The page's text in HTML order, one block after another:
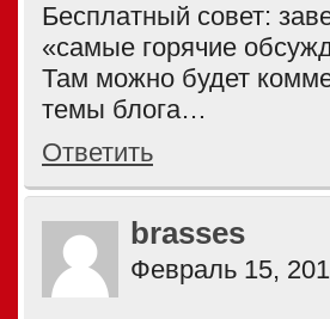
Бесплатный совет:
«самые горячие
Там можно будет
темы блога…
Ответить
brasses
Февраль 15,